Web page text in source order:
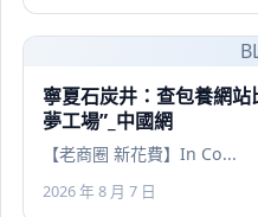
寧夏石炭井：查包養網站
夢工場”_中國網
【老商圈 新花費】In Co...
2026 年 8 月 7 日